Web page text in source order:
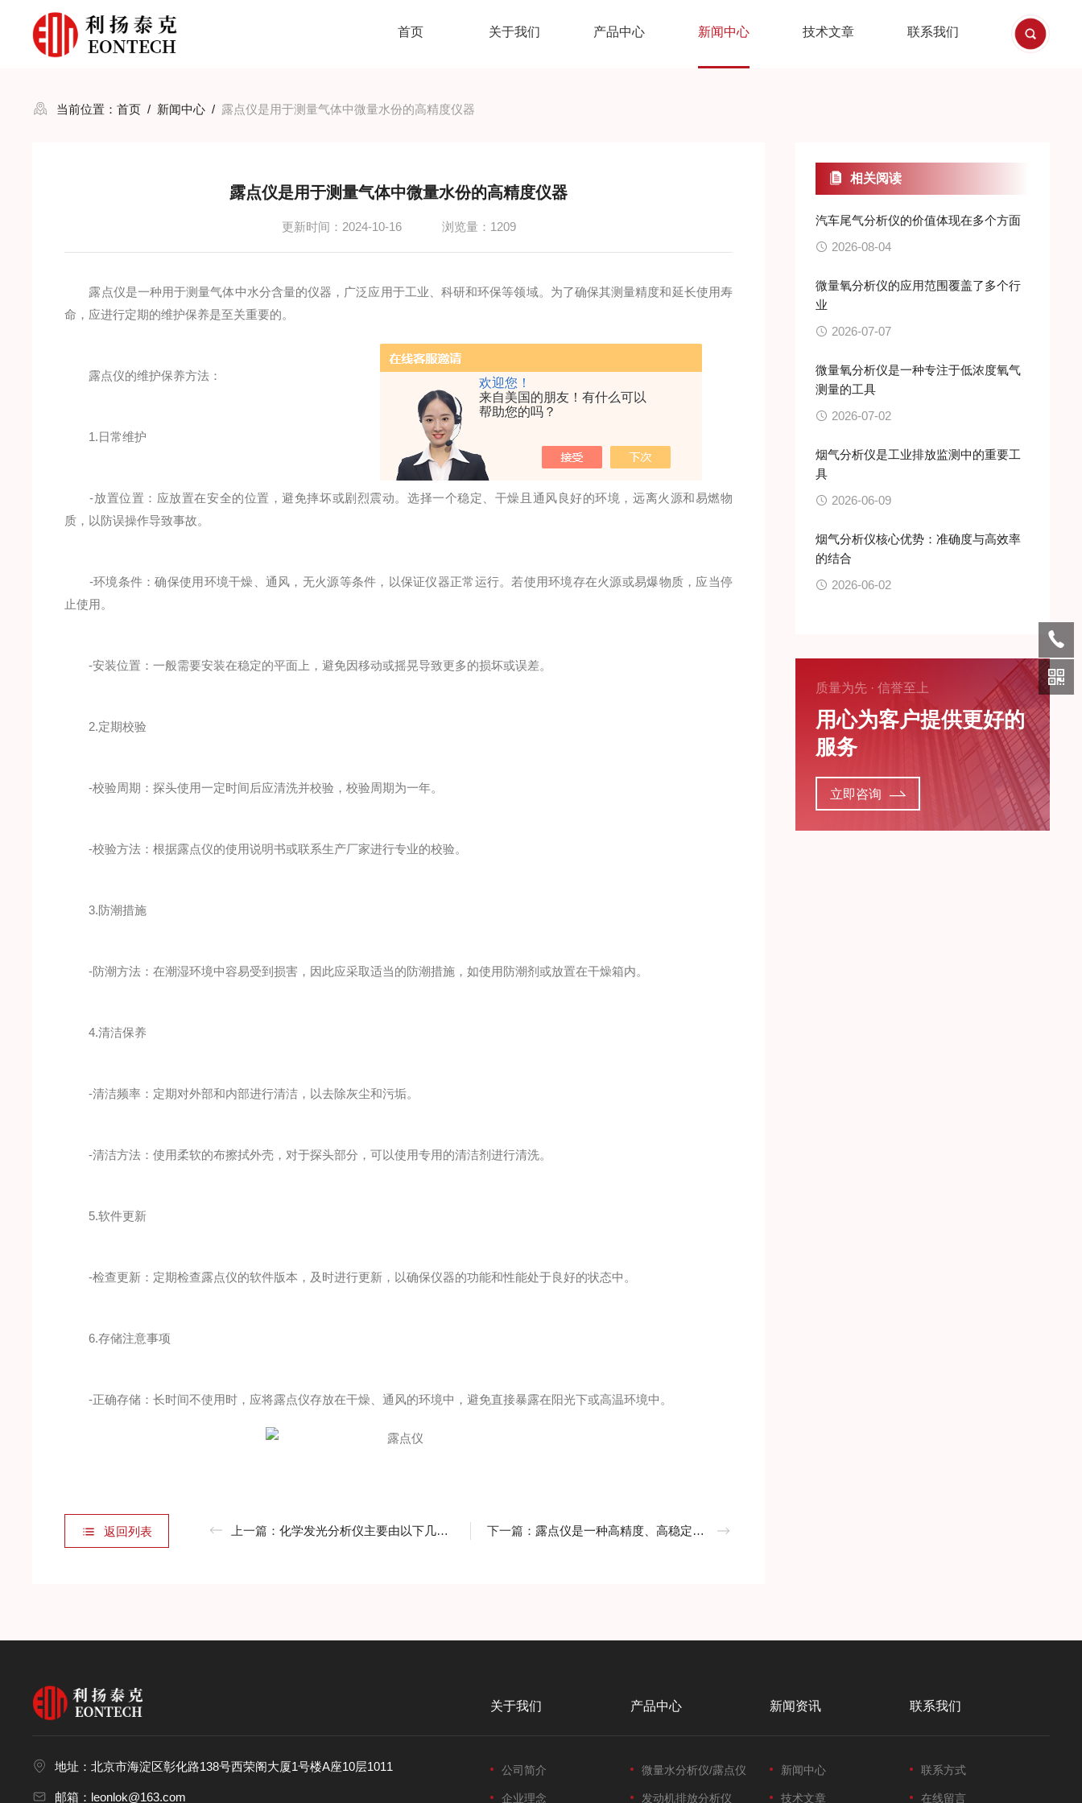
欢迎您！
来自美国的朋友！有什么可以
帮助您的吗？
首页 关于我们 产品中心 新闻中心 技术文章 联系我们
当前位置：首页 / 新闻中心 / 露点仪是用于测量气体中微量水份的高精度仪器
露点仪是用于测量气体中微量水份的高精度仪器
更新时间：2024-10-16 浏览量：1209
露点仪是一种用于测量气体中水分含量的仪器，广泛应用于工业、科研和环保等领域。为了确保其测量精度和延长使用寿
命，应进行定期的维护保养是至关重要的。
露点仪的维护保养方法：
1.日常维护
-放置位置：应放置在安全的位置，避免摔坏或剧烈震动。选择一个稳定、干燥且通风良好的环境，远离火源和易燃物
质，以防误操作导致事故。
-环境条件：确保使用环境干燥、通风，无火源等条件，以保证仪器正常运行。若使用环境存在火源或易爆物质，应当停
止使用。
-安装位置：一般需要安装在稳定的平面上，避免因移动或摇晃导致更多的损坏或误差。
2.定期校验
-校验周期：探头使用一定时间后应清洗并校验，校验周期为一年。
-校验方法：根据露点仪的使用说明书或联系生产厂家进行专业的校验。
3.防潮措施
-防潮方法：在潮湿环境中容易受到损害，因此应采取适当的防潮措施，如使用防潮剂或放置在干燥箱内。
4.清洁保养
-清洁频率：定期对外部和内部进行清洁，以去除灰尘和污垢。
-清洁方法：使用柔软的布擦拭外壳，对于探头部分，可以使用专用的清洁剂进行清洗。
5.软件更新
-检查更新：定期检查露点仪的软件版本，及时进行更新，以确保仪器的功能和性能处于良好的状态中。
6.存储注意事项
-正确存储：长时间不使用时，应将露点仪存放在干燥、通风的环境中，避免直接暴露在阳光下或高温环境中。
返回列表 上一篇：化学发光分析仪主要由以下几部分组成 下一篇： 露点仪是一种高精度、高稳定性的测量工具
相关阅读
汽车尾气分析仪的价值体现在多个方面
2026-08-04
微量氧分析仪的应用范围覆盖了多个行
业
2026-07-07
微量氧分析仪是一种专注于低浓度氧气
测量的工具
2026-07-02
烟气分析仪是工业排放监测中的重要工
具
2026-06-09
烟气分析仪核心优势：准确度与高效率
的结合
2026-06-02
质量为先 · 信誉至上
用心为客户提供更好的
服务
立即咨询
地址：北京市海淀区彰化路138号西荣阁大厦1号楼A座10层1011
邮箱：leonlok@163.com
关于我们
公司简介
企业理念
产品中心
微量水分析仪/露点仪
发动机排放分析仪
新闻资讯
新闻中心
技术文章
联系我们
联系方式
在线留言